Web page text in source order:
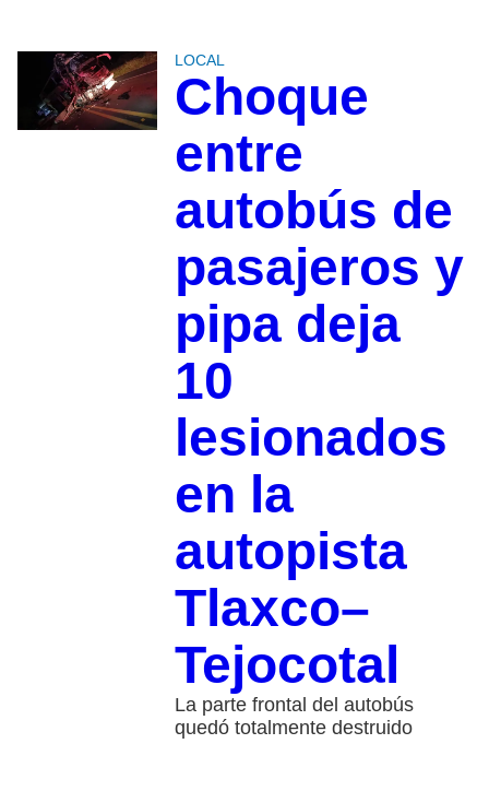
LOCAL
Choque
entre
autobús de
pasajeros y
pipa deja
10
lesionados
en la
autopista
Tlaxco–
Tejocotal
La parte frontal del autobús
quedó totalmente destruido